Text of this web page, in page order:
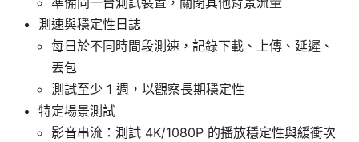
測速與穩定性日誌
每日於不同時間段測速，記錄下載、上傳、延遲、
丟包
測試至少 1 週，以觀察長期穩定性
特定場景測試
影音串流：測試 4K/1080P 的播放穩定性與緩衝次